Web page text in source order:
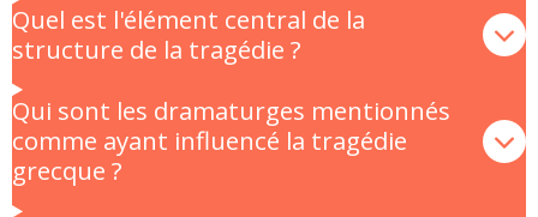
Quel est l'élément central de la
structure de la tragédie ?
Qui sont les dramaturges mentionnés
comme ayant influencé la tragédie
grecque ?